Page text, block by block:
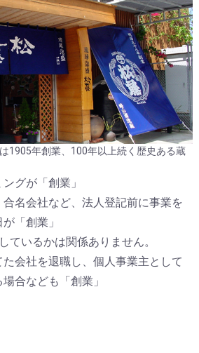
1905年創業、100年以上続く歴史ある蔵
グが「創業」
名会社など、法人登記前に事業を
「創業」
ているかは関係ありません。
会社を退職し、個人事業主として
合なども「創業」